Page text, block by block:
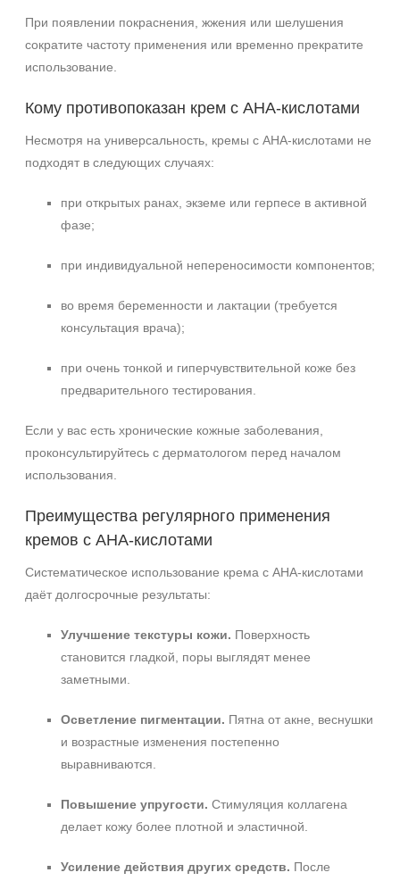
При появлении покраснения, жжения или шелушения
сократите частоту применения или временно прекратите
использование.
Кому противопоказан крем с АНА‑кислотами
Несмотря на универсальность, кремы с АНА‑кислотами не
подходят в следующих случаях:
при открытых ранах, экземе или герпесе в активной
фазе;
при индивидуальной непереносимости компонентов;
во время беременности и лактации (требуется
консультация врача);
при очень тонкой и гиперчувствительной коже без
предварительного тестирования.
Если у вас есть хронические кожные заболевания,
проконсультируйтесь с дерматологом перед началом
использования.
Преимущества регулярного применения
кремов с АНА‑кислотами
Систематическое использование крема с АНА‑кислотами
даёт долгосрочные результаты:
Улучшение текстуры кожи. Поверхность
становится гладкой, поры выглядят менее
заметными.
Осветление пигментации. Пятна от акне, веснушки
и возрастные изменения постепенно
выравниваются.
Повышение упругости. Стимуляция коллагена
делает кожу более плотной и эластичной.
Усиление действия других средств. После